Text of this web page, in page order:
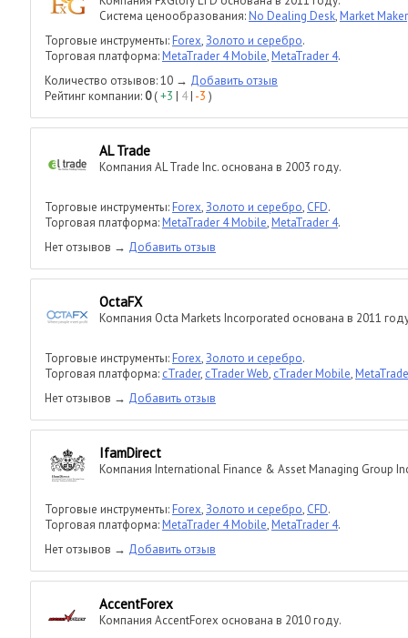
Система ценообразования:No Dealing Desk,Market Maker
Торговые инструменты:Forex,Золото и серебро.
Торговая платформа:MetaTrader 4 Mobile,MetaTrader 4.
Количество отзывов: 10 → Добавить отзыв
Рейтинг компании: 0(+3 | 4| -3 )
AL Trade
Компания AL Trade Inc. основана в 2003 году.
Торговые инструменты:Forex,Золото и серебро, CFD.
Торговая платформа:MetaTrader 4 Mobile,MetaTrader 4.
Нет отзывов → Добавить отзыв
OctaFX
Компания Octa Markets Incorporated основана в 2011
Торговые инструменты:Forex,Золото и серебро.
Торговая платформа: cTrader, cTrader Web, cTrader Mobile,
Нет отзывов → Добавить отзыв
IfamDirect
Компания International Finance & Asset Managing Group
Торговые инструменты:Forex,Золото и серебро, CFD.
Торговая платформа:MetaTrader 4 Mobile,MetaTrader 4.
Нет отзывов → Добавить отзыв
AccentForex
Компания AccentForex основана в 2010 году.